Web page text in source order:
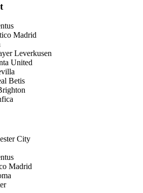
Madrid
Leverkusen
United
Betis
City
Madrid